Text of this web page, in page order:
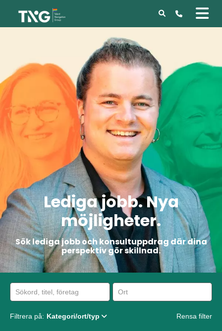
Lediga jobb. Nya
möjligheter.
Sök lediga jobb och konsultuppdrag där dina
perspektiv gör skillnad.
Filtrera på: Kategori/ort/typ Rensa filter